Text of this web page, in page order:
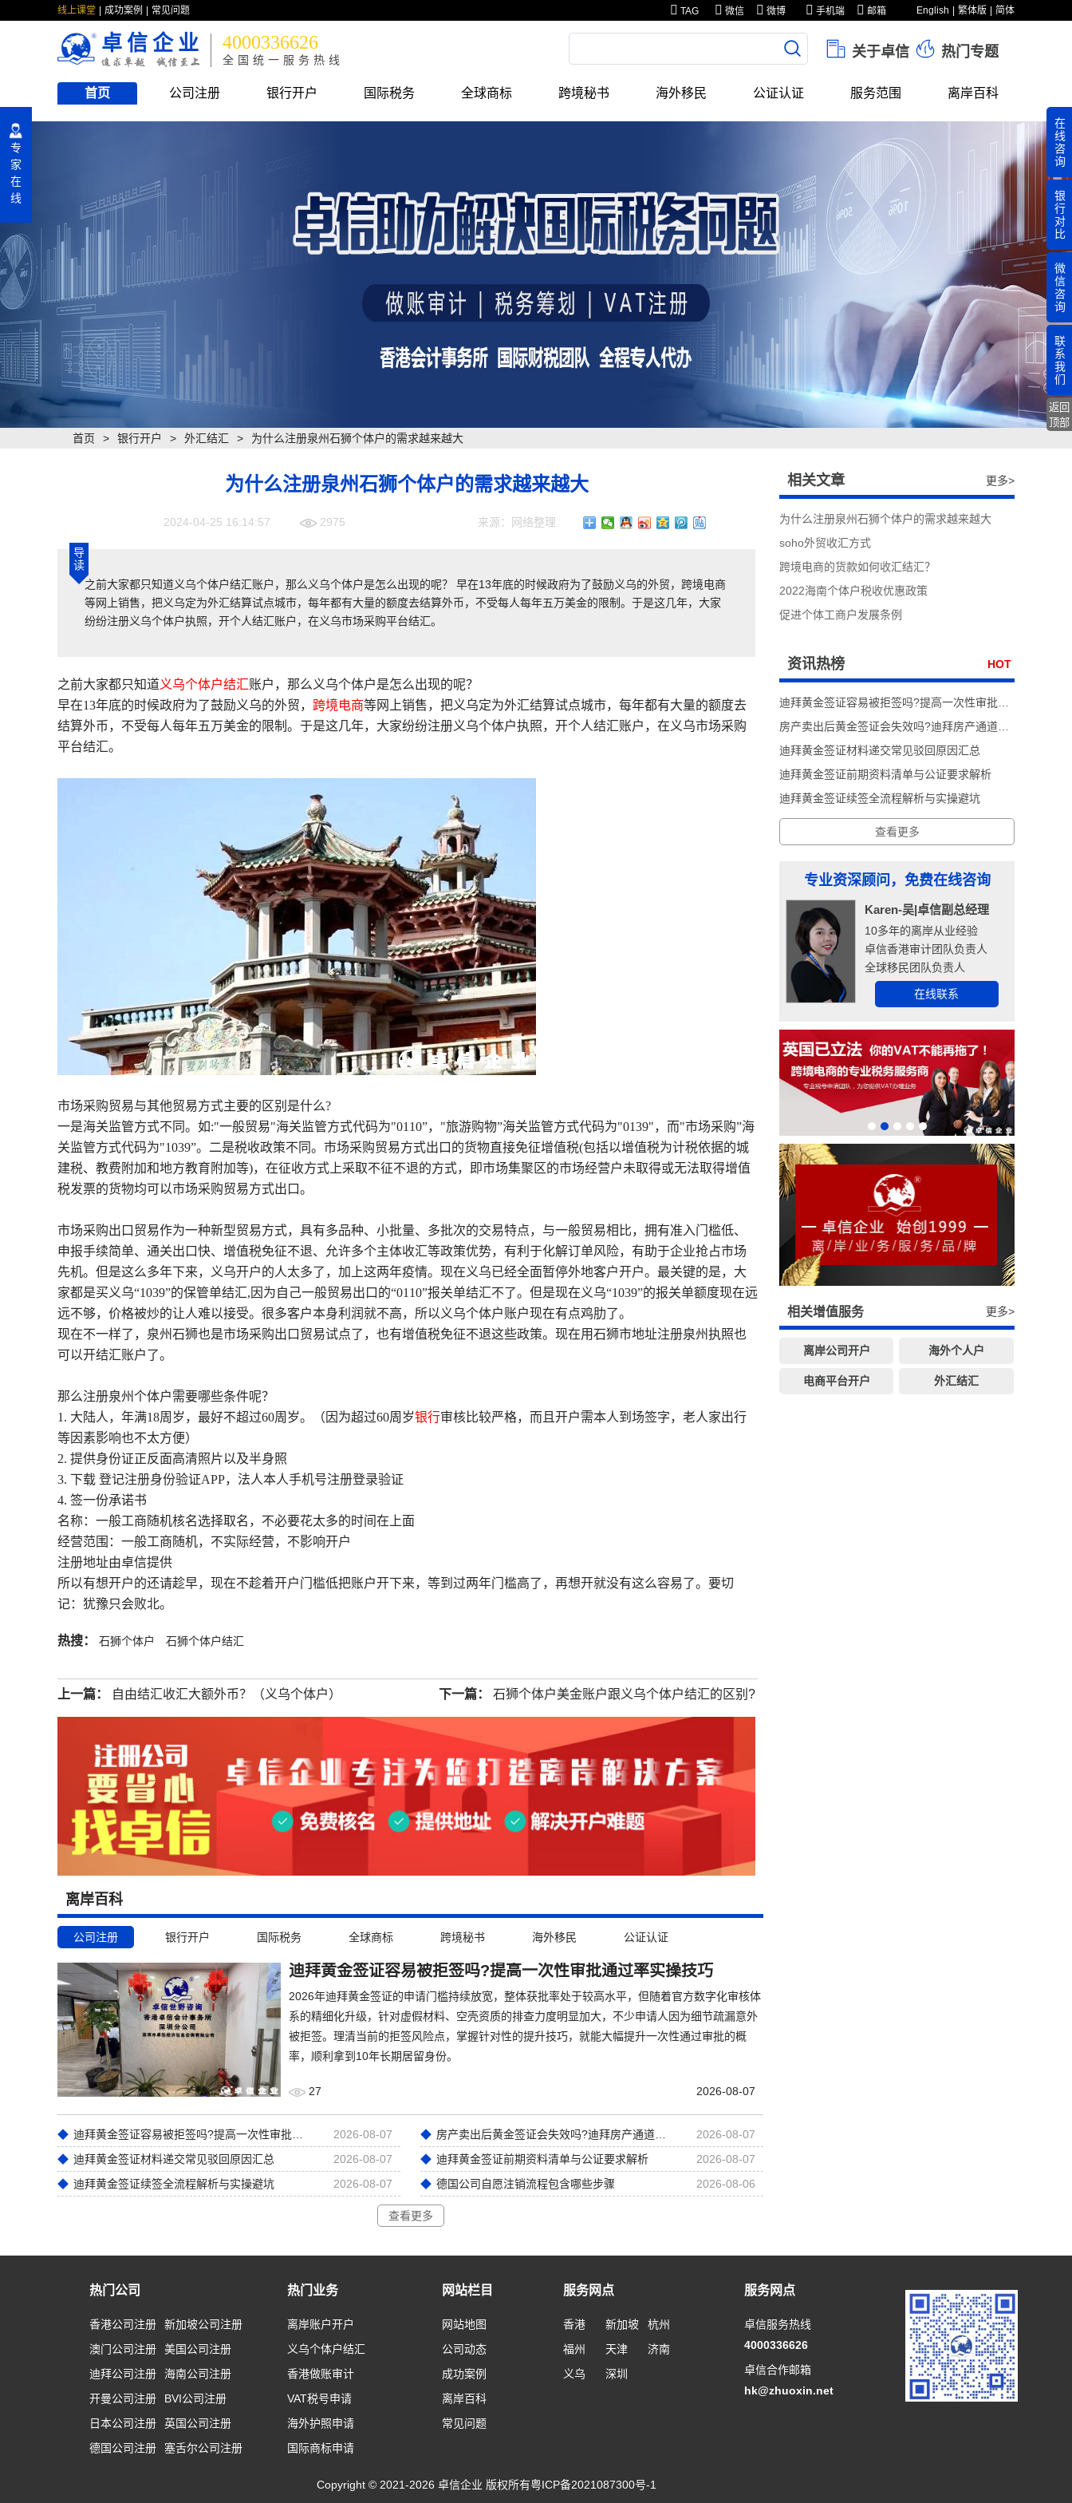
线上课堂 成功案例 常见问题 English 繁体版 简体
TAG 微信 微博 手机端 邮箱
卓信企业 4000336626
全国统一服务热线
关于卓信 热门专题
首页 公司注册 银行开户 国际税务 全球商标 跨境秘书 海外移民 公证认证 服务范围 离岸百科
首页 > 银行开户 > 外汇结汇 > 为什么注册泉州石狮个体户的需求越来越大
为什么注册泉州石狮个体户的需求越来越大
2024-04-25 16:14:57 2975 来源：网络整理
导
读
之前大家都只知道义乌个体户结汇账户，那么义乌个体户是怎么出现的呢？ 早在13年底的时候政府为了鼓励义乌的外贸，跨境电商
等网上销售，把义乌定为外汇结算试点城市，每年都有大量的额度去结算外币，不受每人每年五万美金的限制。于是这几年，大家
纷纷注册义乌个体户执照，开个人结汇账户，在义乌市场采购平台结汇。
之前大家都只知道义乌个体户结汇账户，那么义乌个体户是怎么出现的呢？
早在13年底的时候政府为了鼓励义乌的外贸， 跨境电商等网上销售，把义乌定为外汇结算试点城市，每年都有大量的额度去
结算外币，不受每人每年五万美金的限制。于是这几年，大家纷纷注册义乌个体户执照，开个人结汇账户，在义乌市场采购
平台结汇。
市场采购贸易与其他贸易方式主要的区别是什么?
一是海关监管方式不同。如:"一般贸易"海关监管方式代码为"0110”，"旅游购物”海关监管方式代码为"0139"，而"市场采购”海
关监管方式代码为"1039”。二是税收政策不同。市场采购贸易方式出口的货物直接免征增值税(包括以增值税为计税依据的城
建税、教费附加和地方教育附加等)，在征收方式上采取不征不退的方式，即市场集聚区的市场经营户未取得或无法取得增值
税发票的货物均可以市场采购贸易方式出口。
市场采购出口贸易作为一种新型贸易方式，具有多品种、小批量、多批次的交易特点，与一般贸易相比，拥有准入门槛低、
申报手续简单、通关出口快、增值税免征不退、允许多个主体收汇等政策优势，有利于化解订单风险，有助于企业抢占市场
先机。但是这么多年下来，义乌开户的人太多了，加上这两年疫情。现在义乌已经全面暂停外地客户开户。最关键的是，大
家都是买义乌“1039”的保管单结汇,因为自己一般贸易出口的“0110”报关单结汇不了。但是现在义乌“1039”的报关单额度现在远
远不够，价格被炒的让人难以接受。很多客户本身利润就不高，所以义乌个体户账户现在有点鸡肋了。
现在不一样了，泉州石狮也是市场采购出口贸易试点了，也有增值税免征不退这些政策。现在用石狮市地址注册泉州执照也
可以开结汇账户了。
那么注册泉州个体户需要哪些条件呢？
1. 大陆人，年满18周岁，最好不超过60周岁。（因为超过60周岁银行审核比较严格，而且开户需本人到场签字，老人家出行
等因素影响也不太方便）
2. 提供身份证正反面高清照片以及半身照
3. 下载 登记注册身份验证APP，法人本人手机号注册登录验证
4. 签一份承诺书
名称：一般工商随机核名选择取名，不必要花太多的时间在上面
经营范围：一般工商随机，不实际经营，不影响开户
注册地址由卓信提供
所以有想开户的还请趁早，现在不趁着开户门槛低把账户开下来，等到过两年门槛高了，再想开就没有这么容易了。要切
记：犹豫只会败北。
热搜： 石狮个体户 石狮个体户结汇
上一篇： 自由结汇收汇大额外币？（义乌个体户） 下一篇： 石狮个体户美金账户跟义乌个体户结汇的区别?
离岸百科
公司注册 银行开户 国际税务 全球商标 跨境秘书 海外移民 公证认证
迪拜黄金签证容易被拒签吗?提高一次性审批通过率实操技巧
2026年迪拜黄金签证的申请门槛持续放宽，整体获批率处于较高水平，但随着官方数字化审核体
系的精细化升级，针对虚假材料、空壳资质的排查力度明显加大，不少申请人因为细节疏漏意外
被拒签。理清当前的拒签风险点，掌握针对性的提升技巧，就能大幅提升一次性通过审批的概
率，顺利拿到10年长期居留身份。
27 2026-08-07
2026-08-07
2026-08-07
迪拜黄金签证材料递交常见驳回原因汇总
2026-08-07 迪拜黄金签证前期资料清单与公证要求解析
2026-08-07
迪拜黄金签证续签全流程解析与实操避坑
2026-08-07 德国公司自愿注销流程包含哪些步骤 2026-08-06
查看更多
相关文章 更多>
为什么注册泉州石狮个体户的需求越来越大
soho外贸收汇方式
跨境电商的货款如何收汇结汇？
2022海南个体户税收优惠政策
促进个体工商户发展条例
资讯热榜 HOT
迪拜黄金签证材料递交常见驳回原因汇总
迪拜黄金签证前期资料清单与公证要求解析
迪拜黄金签证续签全流程解析与实操避坑
查看更多
专业资深顾问，免费在线咨询
Karen-吴|卓信副总经理
10多年的离岸从业经验
卓信香港审计团队负责人
全球移民团队负责人
在线联系
相关增值服务 更多>
离岸公司开户 海外个人户
电商平台开户 外汇结汇
热门公司
香港公司注册
新加坡公司注册
澳门公司注册
美国公司注册
迪拜公司注册
海南公司注册
开曼公司注册
BVI公司注册
日本公司注册
英国公司注册
德国公司注册
塞舌尔公司注册
热门业务
离岸账户开户
义乌个体户结汇
香港做账审计
VAT税号申请
海外护照申请
国际商标申请
网站栏目
网站地图
公司动态
成功案例
离岸百科
常见问题
服务网点
香港 新加坡
杭州
福州
天津
济南
义乌
深圳
服务网点
卓信服务热线
4000336626
卓信合作邮箱
hk@zhuoxin.net
Copyright © 2021-2026 卓信企业 版权所有粤ICP备2021087300号-1
专
家
在
线
在
线
咨
询
银
行
对
比
微
信
咨
询
联
系
我
们
返回
顶部